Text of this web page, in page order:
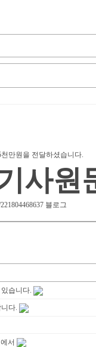
만원을 전달하셨습니다.
사원
블로그
습니다.
다.
서